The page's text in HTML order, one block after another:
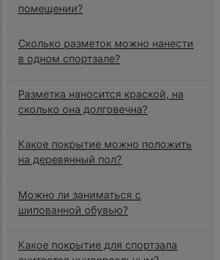
помещении?
Сколько разметок можно нанести
в одном спортзале?
Разметка наносится краской, на
сколько она долговечна?
Какое покрытие можно положить
на деревянный пол?
Можно ли заниматься с
шипованной обувью?
Какое покрытие для спортзала